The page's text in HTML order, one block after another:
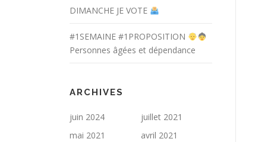
DIMANCHE JE VOTE
#1SEMAINE #1PROPOSITION
Personnes âgées et dépendance
ARCHIVES
juin 2024
juillet 2021
mai 2021
avril 2021